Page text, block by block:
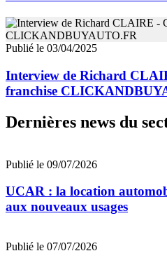
Publié le 03/04/2025
Interview de Richard
franchise
Dernières news du
Publié le 09/07/2026
UCAR : la location
aux nouveaux usages
Publié le 07/07/2026